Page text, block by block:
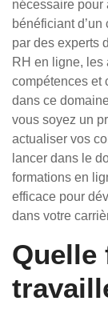
nécessaire pour
bénéficiant
par des experts
RH en ligne, les
compétences et
dans ce
vous soyez un
actualiser vos
lancer dans le
formations en
efficace pour
dans votre
Quelle